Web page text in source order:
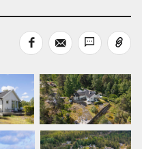
Dela
Dela
med
Dela
med
Kopiera
länk